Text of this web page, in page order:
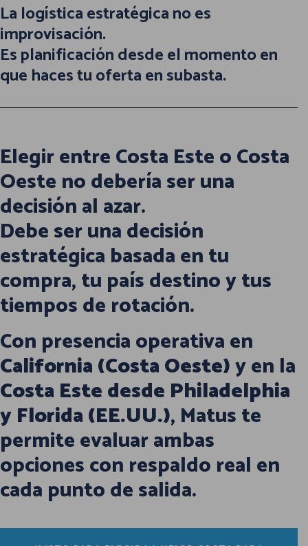
La logística estratégica no es
improvisación.
Es planificación desde el momento en
que haces tu oferta en subasta.
Elegir entre Costa Este o Costa
Oeste no debería ser una
decisión al azar.
Debe ser una decisión
estratégica basada en tu
compra, tu país destino y tus
tiempos de rotación.
Con presencia operativa en
California (Costa Oeste)y en la
Costa Este desde Philadelphia
y Florida (EE.UU.), Matus te
permite evaluar ambas
opciones con respaldo real en
cada punto de salida.